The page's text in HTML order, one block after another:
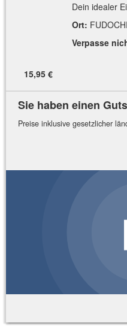
Dein idealer
Ort:
Verpasse
15,95 €
Sie haben einen
Preise inklusive gesetzlicher